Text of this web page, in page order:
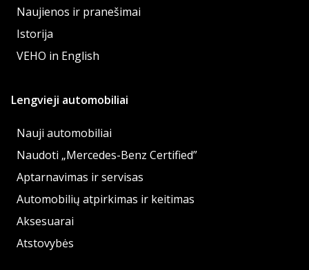
Naujienos ir pranešimai
Istorija
VEHO in English
Lengvieji automobiliai
Nauji automobiliai
Naudoti „Mercedes-Benz Certified”
Aptarnavimas ir servisas
Automobilių atpirkimas ir keitimas
Aksesuarai
Atstovybės